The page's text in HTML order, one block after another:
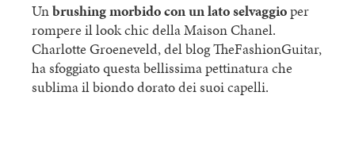
Unbrushing morbido con un lato selvaggioper
rompere il look chic della Maison Chanel.
Charlotte Groeneveld, del blog TheFashionGuitar,
ha sfoggiato questa bellissima pettinatura che
sublima il biondo dorato dei suoi capelli.